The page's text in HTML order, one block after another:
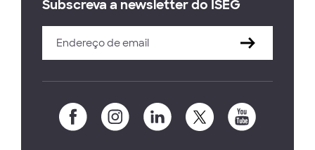
Subscreva a newsletter do ISEG